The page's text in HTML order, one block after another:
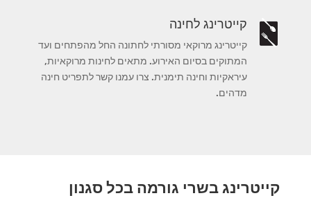
קייטרינג לחינה
קייטרינג מרוקאי מסורתי לחתונה החל מהפתחים ועד
המתוקים בסיום האירוע. מתאים לחינות מרוקאיות,
עיראקיות וחינה תימנית. צרו עמנו קשר לתפריט חינה
מדהים.
קייטרינג בשרי גורמה בכל סגנון